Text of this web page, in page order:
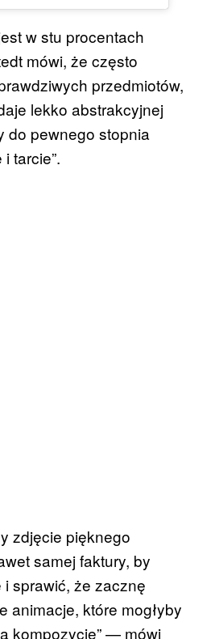
w stu procentach
mówi, że często
przedmiotów,
lekko abstrakcyjnej
do pewnego stopnia
tarcie”.
zdjęcie pięknego
samej faktury, by
sprawić, że zacznę
animacje, które mogłyby
kompozycję” — mówi